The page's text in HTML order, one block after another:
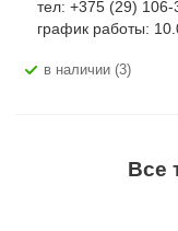
тел: +375 (29) 106-
график работы:
В наличии (3)
Все